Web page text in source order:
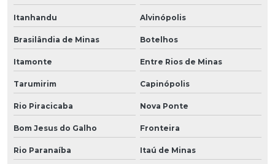
Itanhandu Alvinópolis
Brasilândia de Minas Botelhos
Itamonte Entre Rios de Minas
Tarumirim Capinópolis
Rio Piracicaba Nova Ponte
Bom Jesus do Galho Fronteira
Rio Paranaíba Itaú de Minas